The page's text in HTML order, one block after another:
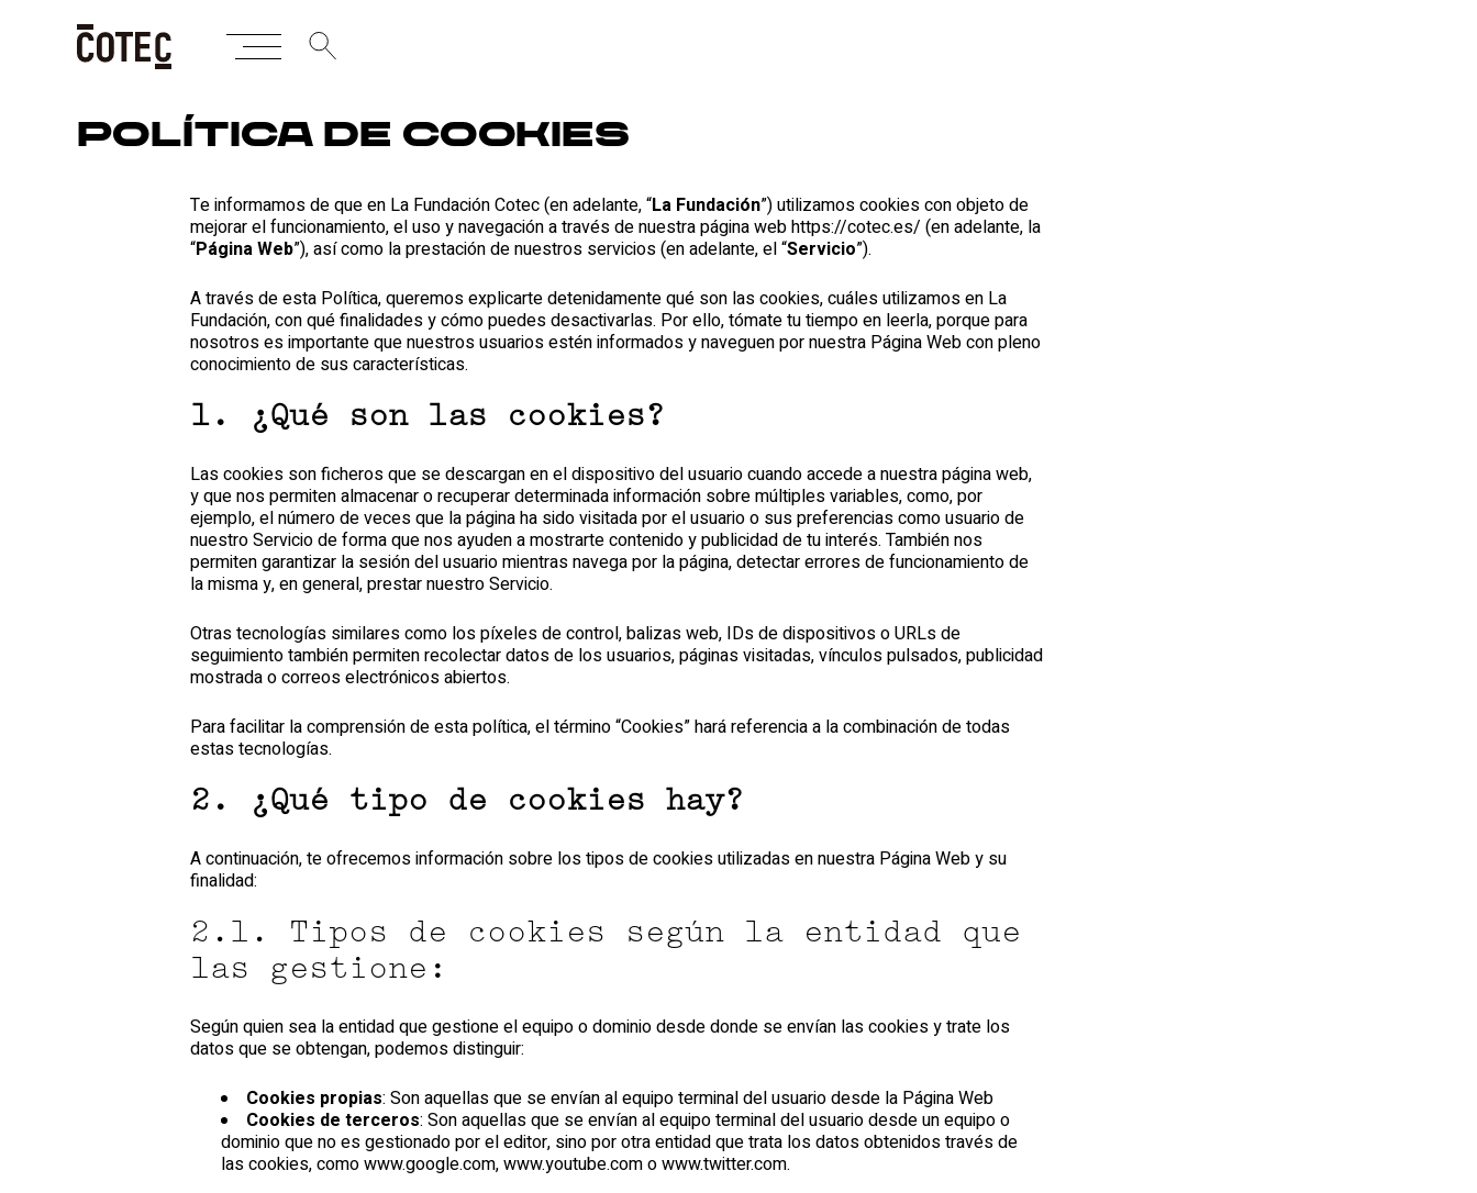
Política de cookies
Te informamos de que en La Fundación Cotec (en adelante, “La Fundación”) utilizamos cookies con objeto de
mejorar el funcionamiento, el uso y navegación a través de nuestra página webhttps://cotec.es/ (en adelante, la
“Página Web”), así como la prestación de nuestros servicios (en adelante, el “Servicio”).
A través de esta Política, queremos explicarte detenidamente qué son las cookies, cuáles utilizamos en La
Fundación, con qué finalidades y cómo puedes desactivarlas. Por ello, tómate tu tiempo en leerla, porque para
nosotros es importante que nuestros usuarios estén informados y naveguen por nuestra Página Web con pleno
conocimiento de sus características.
1. ¿Qué son las cookies?
Las cookies son ficheros que se descargan en el dispositivo del usuario cuando accede a nuestra página web,
y que nos permiten almacenar o recuperar determinada información sobre múltiples variables, como, por
ejemplo, el número de veces que la página ha sido visitada por el usuario o sus preferencias como usuario de
nuestro Servicio de forma que nos ayuden a mostrarte contenido y publicidad de tu interés. También nos
permiten garantizar la sesión del usuario mientras navega por la página, detectar errores de funcionamiento de
la misma y, en general, prestar nuestro Servicio.
Otras tecnologías similares como los píxeles de control, balizas web, IDs de dispositivos o URLs de
seguimiento también permiten recolectar datos de los usuarios, páginas visitadas, vínculos pulsados, publicidad
mostrada o correos electrónicos abiertos.
Para facilitar la comprensión de esta política, el término “Cookies” hará referencia a la combinación de todas
estas tecnologías.
2. ¿Qué tipo de cookies hay?
A continuación, te ofrecemos información sobre los tipos de cookies utilizadas en nuestra Página Web y su
finalidad:
2.1. Tipos de cookies según la entidad que
las gestione:
Según quien sea la entidad que gestione el equipo o dominio desde donde se envían las cookies y trate los
datos que se obtengan, podemos distinguir:
Cookies propias: Son aquellas que se envían al equipo terminal del usuario desde la Página Web
Cookies de terceros: Son aquellas que se envían al equipo terminal del usuario desde un equipo o
dominio que no es gestionado por el editor, sino por otra entidad que trata los datos obtenidos través de
las cookies, como www.google.com, www.youtube.com o www.twitter.com.